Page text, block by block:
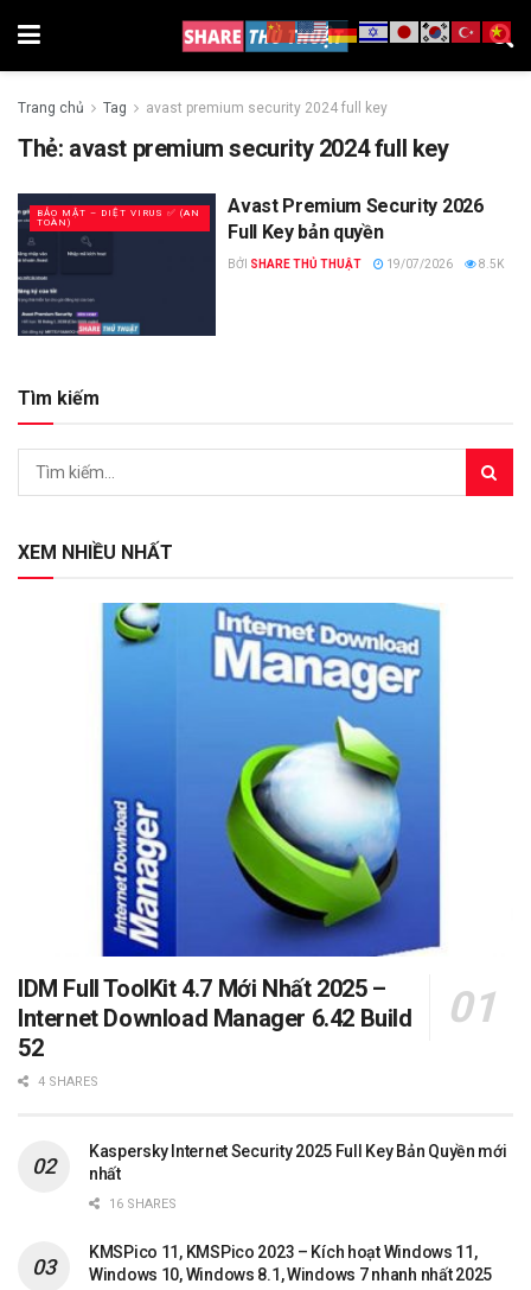
Trang chủ Tag avast premium security 2024 full key
Thẻ: avast premium security 2024 full key
BẢO MẬT – DIỆT VIRUS ✅ (AN
TOÀN)
Avast Premium Security 2026
Full Key bản quyền
BỞI SHARE THỦ THUẬT 19/07/2026 8.5K
Tìm kiếm
XEM NHIỀU NHẤT
IDM Full ToolKit 4.7 Mới Nhất 2025 –
Internet Download Manager 6.42 Build
52
4 SHARES
Kaspersky Internet Security 2025 Full Key Bản Quyền mới
nhất
16 SHARES
KMSPico 11, KMSPico 2023 – Kích hoạt Windows 11,
Windows 10, Windows 8.1, Windows 7 nhanh nhất 2025